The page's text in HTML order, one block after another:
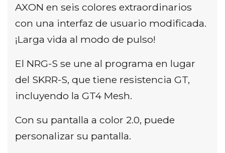
AXON en seis colores extraordinarios
con una interfaz de usuario modificada.
¡Larga vida al modo de pulso!
El NRG-S se une al programa en lugar
del SKRR-S, que tiene resistencia GT,
incluyendo la GT4 Mesh.
Con su pantalla a color 2.0, puede
personalizar su pantalla.